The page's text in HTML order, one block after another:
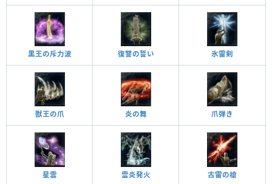
黒王の斥力波 復讐の誓い 氷雷剣
獣王の爪 炎の舞 爪弾き
星雲 霊炎発火 古雷の槍